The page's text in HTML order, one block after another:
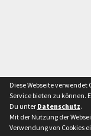
Diese Webseite
Service bieten zu können.
Du unter Datenschutz.
Mit der Nutzung der
Verwendung von Cookies